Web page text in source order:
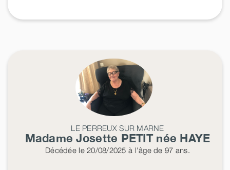
LE PERREUX SUR MARNE
Madame Josette PETITnée HAYE
Décédéele 20/08/2025 à l'âge de 97 ans.